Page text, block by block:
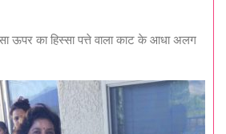
ऊपर का हिस्सा पत्ते वाला काट के आधा अलग